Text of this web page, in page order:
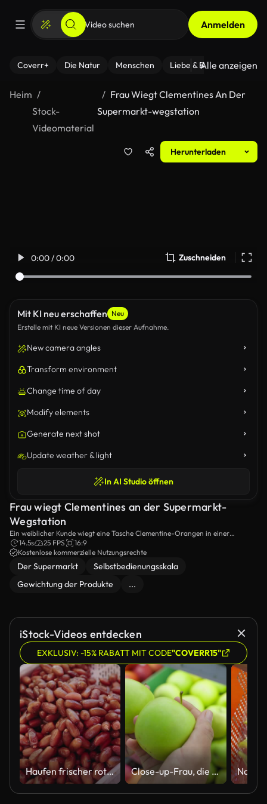
Anmelden
Coverr+ Die Natur Menschen Liebe & Beziehungen
Alle anzeigen
Heim
Stock-
Videomaterial
Frau Wiegt Clementines An Der
Supermarkt-wegstation
Herunterladen
0:00 / 0:00 Zuschneiden
Mit KI neu erschaffen Neu
Erstelle mit KI neue Versionen dieser Aufnahme.
New camera angles
Transform environment
Change time of day
Modify elements
Generate next shot
Update weather & light
In AI Studio öffnen
Frau wiegt Clementines an der Supermarkt-
Wegstation
Ein weiblicher Kunde wiegt eine Tasche Clementine-Orangen in einer
Selbstbedienungsskala in einem Lebensmittelgeschäft mit Wassermelonen im
Hintergrund.
14.5s 25 FPS
16:9
Kostenlose kommerzielle Nutzungsrechte
Der Supermarkt
Selbstbedienungsskala
Gewichtung der Produkte
...
iStock-Videos entdecken
EXKLUSIV: -15% RABATT MIT CODE"COVERR15"
Haufen frischer roter Datteln füllt weiße Plastikkiste am marokkanischen Marktstand Close-up-Frau, die den besten Apfel im Supermarkt von Hand auswählt